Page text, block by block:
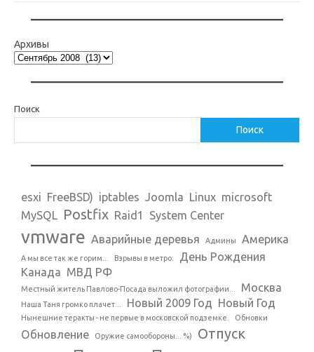
Архивы
Поиск
Поиск
esxi FreeBSD) iptables Joomla Linux microsoft
MySQL Postfix Raid1 System Center
vmware Аварийные деревья Админы Америка
А мы все так же горим... Взрывы в метро:
День Рождения
Канада МВД РФ
Местный житель Павлово-Посада выложил фотографии... Москва
Наша Таня громко плачет... Новый 2009 Год Новый Год
Нынешние теракты - не первые в московской подземке. Обновки
Обновление Оружие самообороны... %) Отпуск